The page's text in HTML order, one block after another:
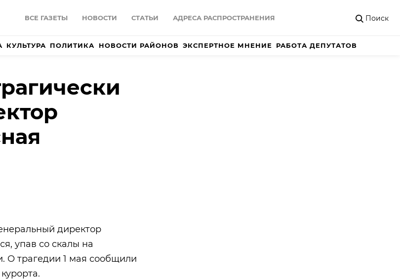
ВСЕ ГАЗЕТЫ НОВОСТИ СТАТЬИ АДРЕСА РАСПРОСТРАНЕНИЯ Поиск
КУЛЬТУРА ПОЛИТИКА НОВОСТИ РАЙОНОВ ЭКСПЕРТНОЕ МНЕНИЕ РАБОТА ДЕПУТАТОВ
директор
упав со скалы на
О трагедии 1 мая сообщили